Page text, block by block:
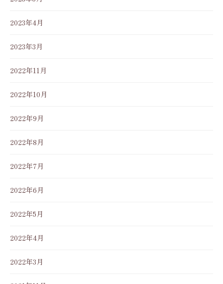
2023年4月
2023年3月
2022年11月
2022年10月
2022年9月
2022年8月
2022年7月
2022年6月
2022年5月
2022年4月
2022年3月